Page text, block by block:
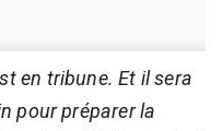
en tribune. Et il sera
pour préparer la